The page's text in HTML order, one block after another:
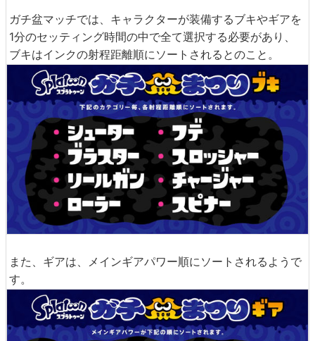
ガチ盆マッチでは、キャラクターが装備するブキやギアを
1分のセッティング時間の中で全て選択する必要があり、
ブキはインクの射程距離順にソートされるとのこと。
また、ギアは、メインギアパワー順にソートされるようで
す。